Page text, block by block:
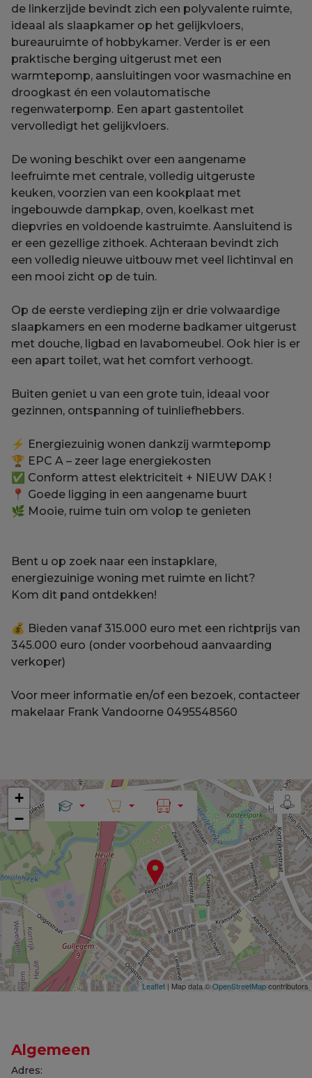
de linkerzijde bevindt zich een polyvalente ruimte,
ideaal als slaapkamer op het gelijkvloers,
bureauruimte of hobbykamer. Verder is er een
praktische berging uitgerust met een
warmtepomp, aansluitingen voor wasmachine en
droogkast én een volautomatische
regenwaterpomp. Een apart gastentoilet
vervolledigt het gelijkvloers.
De woning beschikt over een aangename
leefruimte met centrale, volledig uitgeruste
keuken, voorzien van een kookplaat met
ingebouwde dampkap, oven, koelkast met
diepvries en voldoende kastruimte. Aansluitend is
er een gezellige zithoek. Achteraan bevindt zich
een volledig nieuwe uitbouw met veel lichtinval en
een mooi zicht op de tuin.
Op de eerste verdieping zijn er drie volwaardige
slaapkamers en een moderne badkamer uitgerust
met douche, ligbad en lavabomeubel. Ook hier is er
een apart toilet, wat het comfort verhoogt.
Buiten geniet u van een grote tuin, ideaal voor
gezinnen, ontspanning of tuinliefhebbers.
⚡ Energiezuinig wonen dankzij warmtepomp
🏆 EPC A – zeer lage energiekosten
✅ Conform attest elektriciteit + NIEUW DAK !
📍 Goede ligging in een aangename buurt
🌿 Mooie, ruime tuin om volop te genieten
Bent u op zoek naar een instapklare,
energiezuinige woning met ruimte en licht?
Kom dit pand ontdekken!
💰 Bieden vanaf 315.000 euro met een richtprijs van
345.000 euro (onder voorbehoud aanvaarding
verkoper)
Voor meer informatie en/of een bezoek, contacteer
makelaar Frank Vandoorne 0495548560
+
−
Leaflet | Map data ©OpenStreetMapcontributors
Algemeen
Adres: